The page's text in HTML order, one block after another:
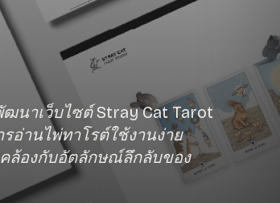
นาเว็บไซต์ Stray Cat Tarot
อ่านไพ่ทาโรต์ใช้งานง่าย
ล้องกับอัตลักษณ์ลึกลับของ